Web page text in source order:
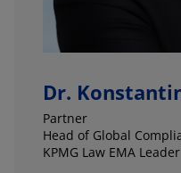
Dr.
Partner
Head of Global
KPMG Law EMA Leader